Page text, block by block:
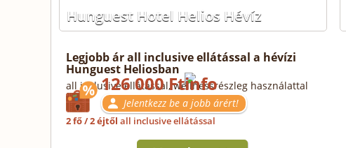
Hunguest Hotel Helios Hévíz
Legjobb ár all inclusive ellátással a hévízi
Hunguest Heliosban
all inclusive ellátással, wellnessrészleg használattal
126 000 Ft
Jelentkezz be a jobb árért!
2 fő / 2 éjtől all inclusive ellátással